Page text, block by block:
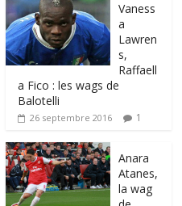
Vaness
a
Lawren
s,
Raffaell
a Fico : les wags de
Balotelli
26 septembre 2016 1
Anara
Atanes,
la wag